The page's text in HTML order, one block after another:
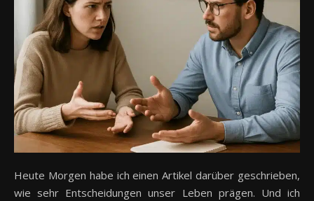
Heute Morgen habe ich einen Artikel darüber geschrieben,
wie sehr Entscheidungen unser Leben prägen. Und ich